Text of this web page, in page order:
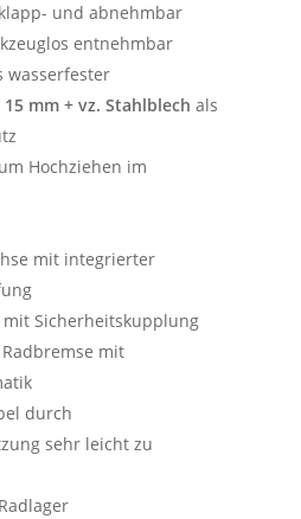
und abnehmbar
entnehmbar
wasserfester
mm + vz. Stahlblechals
Hochziehen im
mit integrierter
Sicherheitskupplung
mit
durch
sehr leicht zu